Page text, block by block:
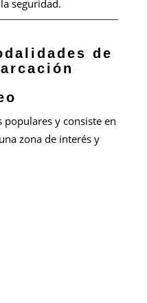
seguridad.
de
populares y consiste en
zona de interés y